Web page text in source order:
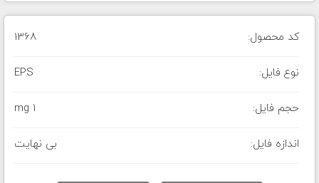
کد محصول: 1368
نوع فایل: EPS
حجم فایل: 1 mg
اندازه فایل: بی نهایت